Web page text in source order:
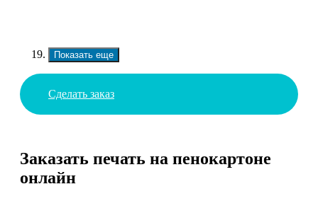
Показать еще
Сделать заказ
Заказать печать на пенокартоне
онлайн